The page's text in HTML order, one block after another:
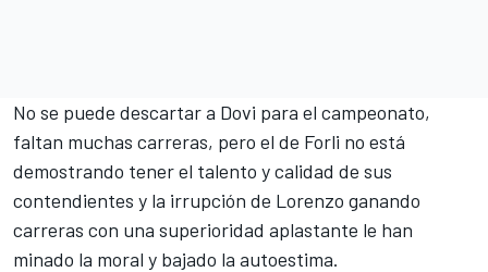
No se puede descartar a Dovi para el campeonato,
faltan muchas carreras, pero el de Forli no está
demostrando tener el talento y calidad de sus
contendientes y la irrupción de Lorenzo ganando
carreras con una superioridad aplastante le han
minado la moral y bajado la autoestima.